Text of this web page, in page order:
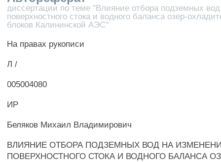
диссертации по теме "Влияние отбора подземных
поверхностного стока и водного баланса озер-
блоков Калининской АЭС"
На правах рукописи
Л /
005004080
ИР
Беляков Михаил Владимирович
ВЛИЯНИЕ ОТБОРА ПОДЗЕМНЫХ ВОД НА
ПОВЕРХНОСТНОГО СТОКА И ВОДНОГО БАЛАНСА